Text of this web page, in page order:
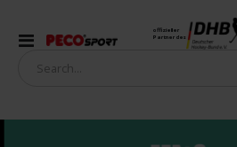
Navigation
offizieller
Partner des